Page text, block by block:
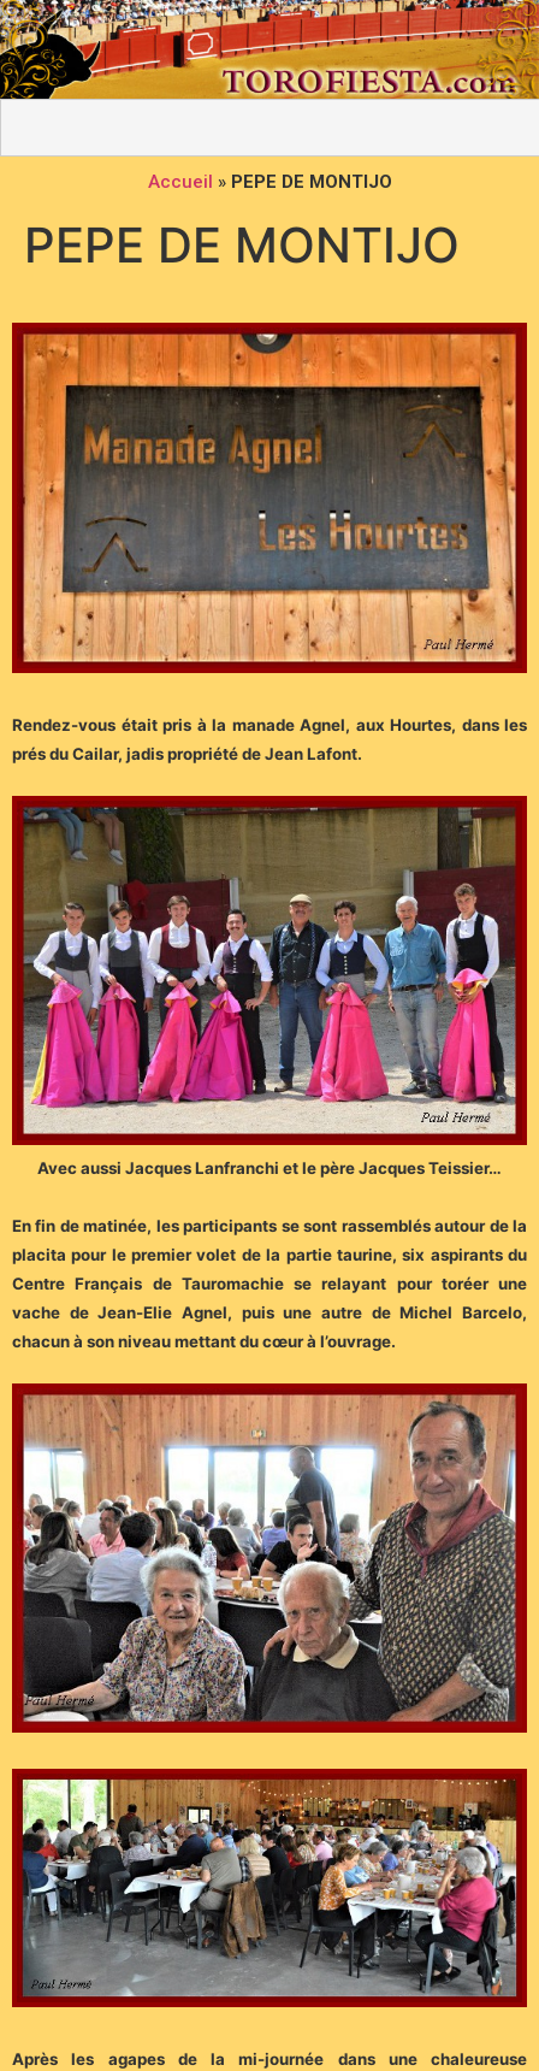
Accueil » PEPE DE MONTIJO
PEPE DE MONTIJO
Rendez-vous était pris à la manade Agnel, aux Hourtes, dans les
prés du Cailar, jadis propriété de Jean Lafont.
Avec aussi Jacques Lanfranchi et le père Jacques Teissier…
En fin de matinée, les participants se sont rassemblés autour de la
placita pour le premier volet de la partie taurine, six aspirants du
Centre Français de Tauromachie se relayant pour toréer une
vache de Jean-Elie Agnel, puis une autre de Michel Barcelo,
chacun à son niveau mettant du cœur à l’ouvrage.
Après les agapes de la mi-journée dans une chaleureuse